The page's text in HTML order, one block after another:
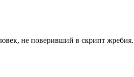
не поверивший в скрипт